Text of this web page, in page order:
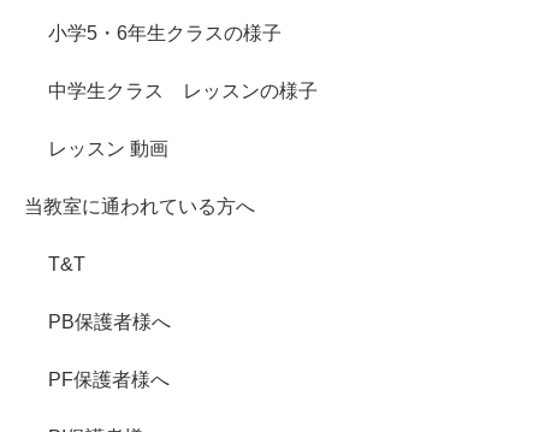
小学5・6年生クラスの様子
中学生クラス レッスンの様子
レッスン 動画
当教室に通われている方へ
T&T
PB保護者様へ
PF保護者様へ